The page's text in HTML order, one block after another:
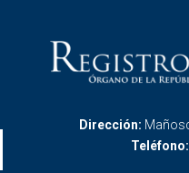
Dirección:
Teléfono: